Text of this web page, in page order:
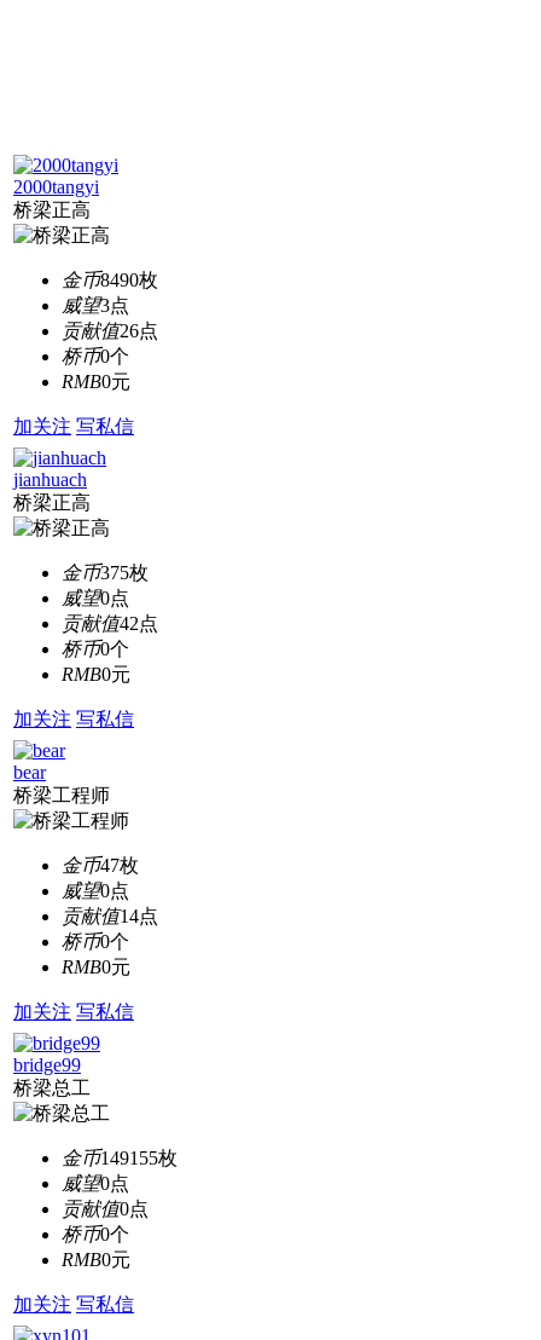
2000tangyi
桥梁正高
金币8490枚
威望3点
贡献值26点
桥币0个
RMB0元
加关注 写私信
jianhuach
桥梁正高
金币375枚
威望0点
贡献值42点
桥币0个
RMB0元
加关注 写私信
bear
桥梁工程师
金币47枚
威望0点
贡献值14点
桥币0个
RMB0元
加关注 写私信
bridge99
桥梁总工
金币149155枚
威望0点
贡献值0点
桥币0个
RMB0元
加关注 写私信